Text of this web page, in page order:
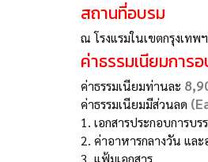
สถานที่อบรม
ณ โรงแรมในเขตกรุงเทพฯ
ค่าธรรมเนียมการ
ค่าธรรมเนียมท่านละ
ค่าธรรมเนียมมีส่วนลด
1. เอกสารประกอบการบร
2. ค่าอาหารกลางวัน แล